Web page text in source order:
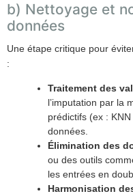
b) Nettoyage et
données
Une étape critique pour
:
Traitement des
l’imputation par la
prédictifs (ex :
données.
Élimination des
ou des outils
les entrées en
Harmonisation